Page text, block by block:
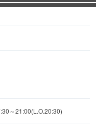
税込）
（税込）
税込）
～21:00(L.O.20:30)